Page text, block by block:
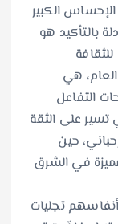
الكبير
بالتأكيد هو
العام، هي
التفاعل
تسير على الثقة
حين
في الشرق
تجليات